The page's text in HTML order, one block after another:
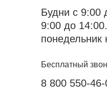
Будни с 9:00
9:00 до
понедельник
Бесплатный
8 800 550-46-